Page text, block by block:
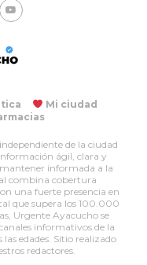
Mi ciudad
de la ciudad
ágil, clara y
informada a la
combina cobertura
una fuerte presencia en
que supera los 100.000
Urgente Ayacucho se
informativos de la
edades. Sitio realizado
redactores.